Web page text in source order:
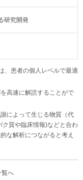
研究開発
、患者の個人レベルで最適
高速に解読することがで
によって生じる物質（代
質や臨床情報)などと合わ
な解析につながると考え
覧へ